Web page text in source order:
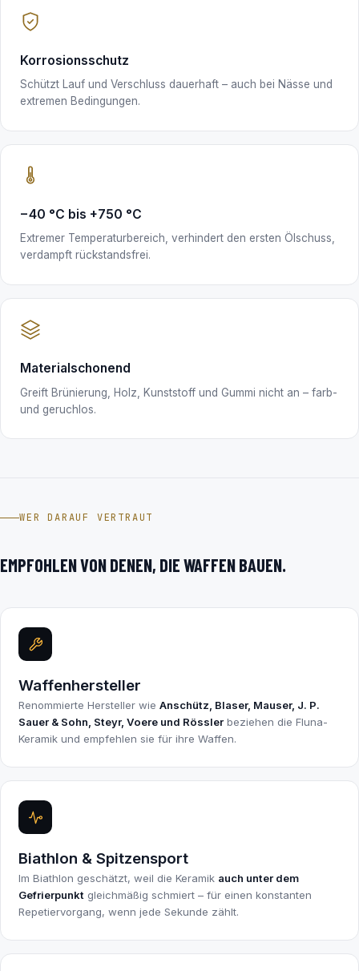
Korrosionsschutz
Schützt Lauf und Verschluss dauerhaft – auch bei Nässe und
extremen Bedingungen.
−40 °C bis +750 °C
Extremer Temperaturbereich, verhindert den ersten Ölschuss,
verdampft rückstandsfrei.
Materialschonend
Greift Brünierung, Holz, Kunststoff und Gummi nicht an – farb-
und geruchlos.
WER DARAUF VERTRAUT
EMPFOHLEN VON DENEN, DIE WAFFEN BAUEN.
Waffenhersteller
Renommierte Hersteller wieAnschütz, Blaser, Mauser, J. P.
Sauer & Sohn, Steyr, Voere und Rössler beziehen die Fluna-
Keramik und empfehlen sie für ihre Waffen.
Biathlon & Spitzensport
Im Biathlon geschätzt, weil die Keramik auch unter dem
Gefrierpunkt gleichmäßig schmiert – für einen konstanten
Repetiervorgang, wenn jede Sekunde zählt.